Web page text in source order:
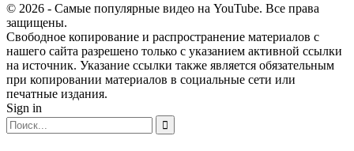
© 2026 - Самые популярные видео на YouTube. Все права
защищены.
Свободное копирование и распространение материалов с
нашего сайта разрешено только с указанием активной ссылки
на источник. Указание ссылки также является обязательным
при копировании материалов в социальные сети или
печатные издания.
Sign in